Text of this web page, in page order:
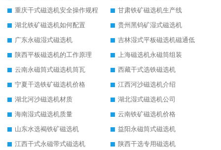
重庆干式磁选机安全操作规程
甘肃铁矿磁选机生产线
湖北铁矿磁选机如何配置
贵州黑钨矿湿式磁选机
广东永磁湿式磁选机
吉林湿式平板磁选机磁通低
陕西平板磁选机的工作原理
上海磁选机永磁筒组装
云南永磁筒式磁选机筒瓦
西藏干式选铁磁选机
宁夏干选铁矿磁选机价格
江西河沙磁选机介绍
湖北河沙磁选机材质
湖北湿式磁选机公司
海南湿式磁选机质量
云南铁矿磁选机价格
山东水选褐铁矿磁选机
益阳永磁筒式磁选机
江西干式永磁带式磁选机
陕西干选专用磁选机